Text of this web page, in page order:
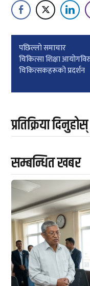
Post
navigation
पछिल्लाे समाचार
चिकित्सा शिक्षा
चिकित्सकहरूको प्रदर्शन
प्रतिक्रिया दिनुहोस्
सम्बन्धित खबर